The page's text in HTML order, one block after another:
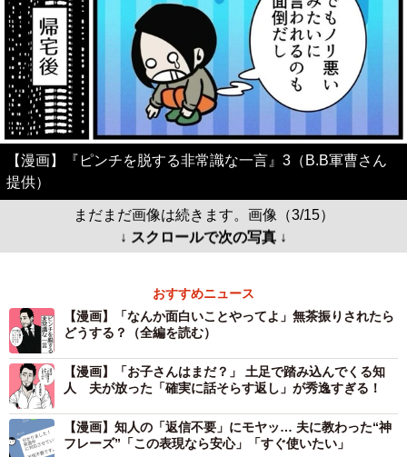
【漫画】『ピンチを脱する非常識な一言』3（B.B軍曹さん
提供）
まだまだ画像は続きます。画像（3/15）
↓ スクロールで次の写真 ↓
おすすめニュース
【漫画】「なんか面白いことやってよ」無茶振りされたら
どうする？（全編を読む）
【漫画】「お子さんはまだ？」 土足で踏み込んでくる知
人 夫が放った「確実に話そらす返し」が秀逸すぎる！
【漫画】知人の「返信不要」にモヤッ… 夫に教わった“神
フレーズ”「この表現なら安心」「すぐ使いたい」